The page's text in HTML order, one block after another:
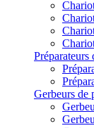
Préparateurs
Gerbeurs de